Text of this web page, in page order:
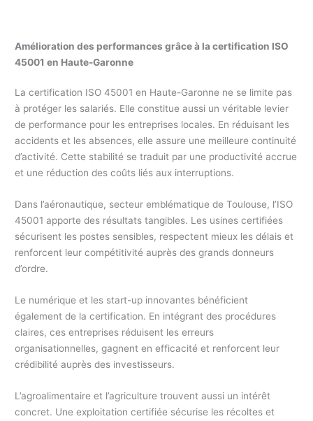
Amélioration des performances grâce à la certification ISO
45001 en Haute-Garonne
La certification ISO 45001 en Haute-Garonne ne se limite pas
à protéger les salariés. Elle constitue aussi un véritable levier
de performance pour les entreprises locales. En réduisant les
accidents et les absences, elle assure une meilleure continuité
d’activité. Cette stabilité se traduit par une productivité accrue
et une réduction des coûts liés aux interruptions.
Dans l’aéronautique, secteur emblématique de Toulouse, l’ISO
45001 apporte des résultats tangibles. Les usines certifiées
sécurisent les postes sensibles, respectent mieux les délais et
renforcent leur compétitivité auprès des grands donneurs
d’ordre.
Le numérique et les start-up innovantes bénéficient
également de la certification. En intégrant des procédures
claires, ces entreprises réduisent les erreurs
organisationnelles, gagnent en efficacité et renforcent leur
crédibilité auprès des investisseurs.
L’agroalimentaire et l’agriculture trouvent aussi un intérêt
concret. Une exploitation certifiée sécurise les récoltes et